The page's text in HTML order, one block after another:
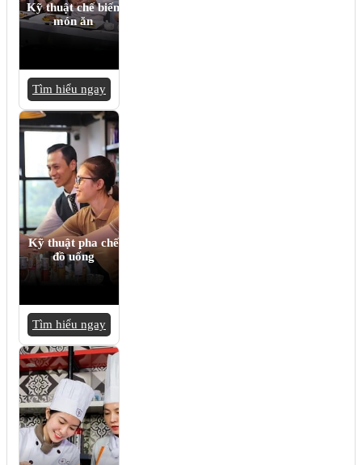
Kỹ thuật chế biến
món ăn
Tìm hiểu ngay
Kỹ thuật pha chế
đồ uống
Tìm hiểu ngay